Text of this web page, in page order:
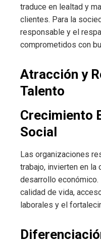
traduce en lealtad y
clientes. Para la
responsable y el
comprometidos con
Atracción y
Talento
Crecimiento
Social
Las organizaciones
trabajo, invierten en la
desarrollo económico.
calidad de vida,
laborales y el